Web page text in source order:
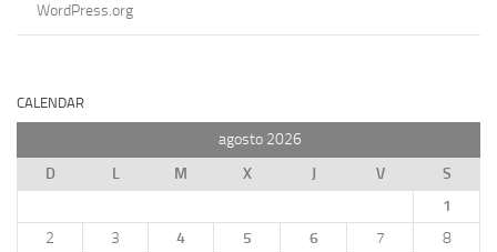
WordPress.org
CALENDAR
agosto 2026
D
L M X J V
S
1
2
3 4 5 6 7
8